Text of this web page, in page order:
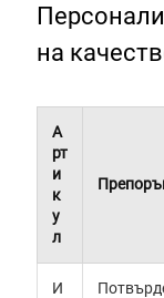
на
А
рт
и
к
у
л
И